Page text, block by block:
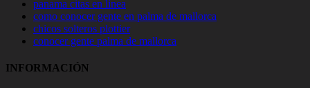
panama citas en linea
como conocer gente en palma de mallorca
chicos solteros plottier
conocer gente palma de mallorca
INFORMACIÓN